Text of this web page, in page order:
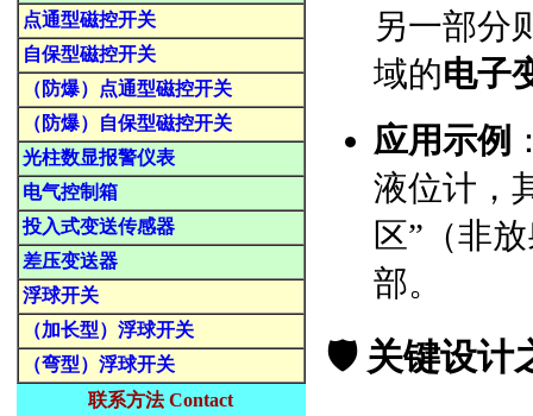
点通型磁控开关
自保型磁控开关
（防爆）点通型磁控开关
（防爆）自保型磁控开关
光柱数显报警仪表
电气控制箱
投入式变送传感器
差压变送器
浮球开关
（加长型）浮球开关
（弯型）浮球开关
联系方法 Contact
另一部分
域的电子
应用示例
液位计，
区”（非
部。
🛡️ 关键设计